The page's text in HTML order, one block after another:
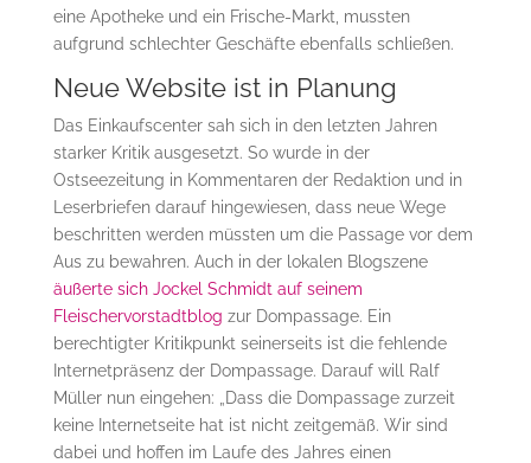
eine Apotheke und ein Frische-Markt, mussten
aufgrund schlechter Geschäfte ebenfalls schließen.
Neue Website ist in Planung
Das Einkaufscenter sah sich in den letzten Jahren
starker Kritik ausgesetzt. So wurde in der
Ostseezeitung in Kommentaren der Redaktion und in
Leserbriefen darauf hingewiesen, dass neue Wege
beschritten werden müssten um die Passage vor dem
Aus zu bewahren. Auch in der lokalen Blogszene
äußerte sich Jockel Schmidt auf seinem
Fleischervorstadtblog zur Dompassage. Ein
berechtigter Kritikpunkt seinerseits ist die fehlende
Internetpräsenz der Dompassage. Darauf will Ralf
Müller nun eingehen: „Dass die Dompassage zurzeit
keine Internetseite hat ist nicht zeitgemäß. Wir sind
dabei und hoffen im Laufe des Jahres einen